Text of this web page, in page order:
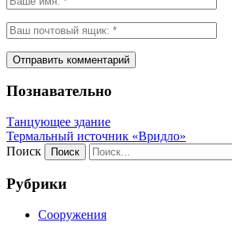
Познавательно
Танцующее здание
Термальный источник «Вридло»
Поиск
Рубрики
Сооружения